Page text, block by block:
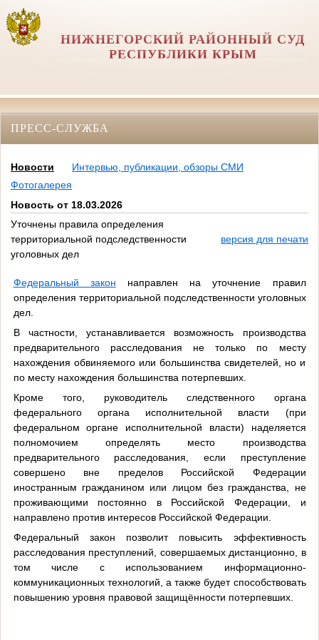
НИЖНЕГОРСКИЙ РАЙОННЫЙ СУД
РЕСПУБЛИКИ КРЫМ
ПРЕСС-СЛУЖБА
Новости
Интервью, публикации, обзоры СМИ
Фотогалерея
Новость от 18.03.2026
Уточнены правила определения
территориальной подследственности
уголовных дел
версия для печати
Федеральный закон направлен на уточнение правил
определения территориальной подследственности уголовных
дел.
В частности, устанавливается возможность производства
предварительного расследования не только по месту
нахождения обвиняемого или большинства свидетелей, но и
по месту нахождения большинства потерпевших.
Кроме того, руководитель следственного органа
федерального органа исполнительной власти (при
федеральном органе исполнительной власти) наделяется
полномочием определять место производства
предварительного расследования, если преступление
совершено вне пределов Российской Федерации
иностранным гражданином или лицом без гражданства, не
проживающими постоянно в Российской Федерации, и
направлено против интересов Российской Федерации.
Федеральный закон позволит повысить эффективность
расследования преступлений, совершаемых дистанционно, в
том числе с использованием информационно-
коммуникационных технологий, а также будет способствовать
повышению уровня правовой защищённости потерпевших.